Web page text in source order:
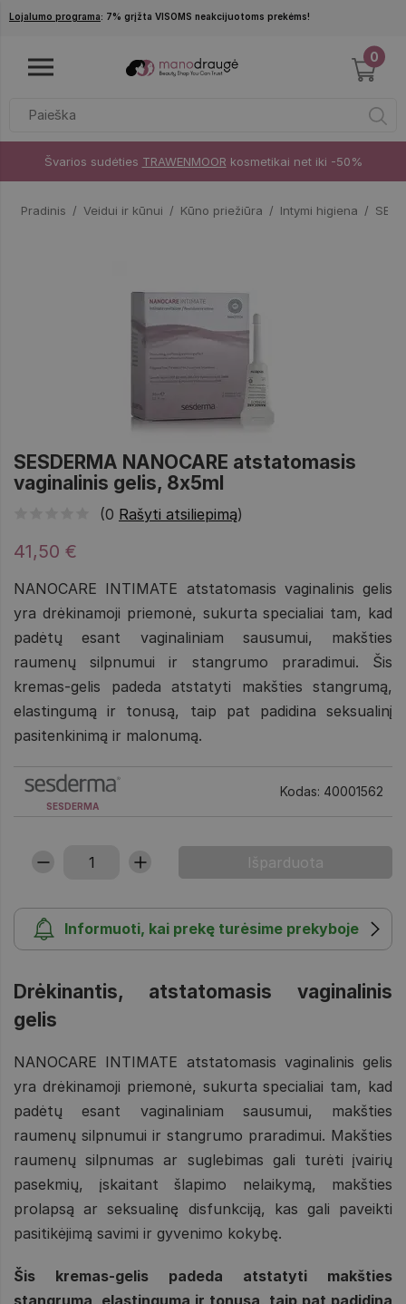
Pereiti į pagrindinį turinį
Lojalumo programa: 7% grįžta VISOMS neakcijuotoms prekėms!
0
Švarios sudėties TRAWENMOOR kosmetikai net iki -50%
Pradinis Veidui ir kūnui Kūno priežiūra Intymi higiena
SESDERMA NANOCARE atstatomasis
vaginalinis gelis, 8x5ml
(0 Rašyti atsiliepimą)
41,50 €
NANOCARE INTIMATE atstatomasis vaginalinis gelis
yra drėkinamoji priemonė, sukurta specialiai tam, kad
padėtų esant vaginaliniam sausumui, makšties
raumenų silpnumui ir stangrumo praradimui. Šis
kremas-gelis padeda atstatyti makšties stangrumą,
elastingumą ir tonusą, taip pat padidina seksualinį
pasitenkinimą ir malonumą.
SESDERMA
Kodas: 40001562
Informuoti, kai prekę turėsime prekyboje
Drėkinantis, atstatomasis vaginalinis
gelis
NANOCARE INTIMATE atstatomasis vaginalinis gelis
yra drėkinamoji priemonė, sukurta specialiai tam, kad
padėtų esant vaginaliniam sausumui, makšties
raumenų silpnumui ir stangrumo praradimui. Makšties
raumenų silpnumas ar suglebimas gali turėti įvairių
pasekmių, įskaitant šlapimo nelaikymą, makšties
prolapsą ar seksualinę disfunkciją, kas gali paveikti
pasitikėjimą savimi ir gyvenimo kokybę.
Šis kremas-gelis padeda atstatyti makšties
stangrumą, elastingumą ir tonusą, taip pat padidina